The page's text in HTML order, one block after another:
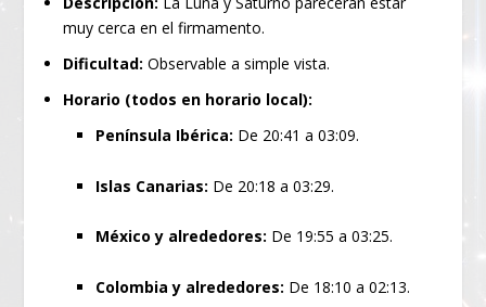
muy cerca en el firmamento.
Dificultad: Observable a simple vista.
Horario (todos en horario local):
Península Ibérica: De 20:41 a 03:09.
Islas Canarias: De 20:18 a 03:29.
México y alrededores: De 19:55 a 03:25.
Colombia y alrededores: De 18:10 a 02:13.